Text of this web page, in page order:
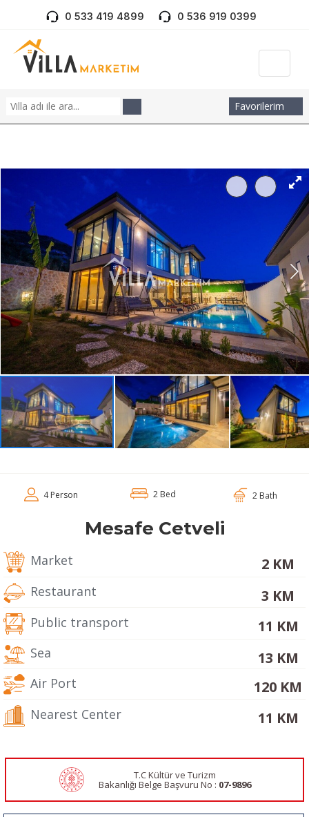
0 533 419 4899 0 536 919 0399
Favorilerim
4 Person 2 Bed 2 Bath
Mesafe Cetveli
Market 2 KM
Restaurant 3 KM
Public transport 11 KM
Sea 13 KM
Air Port 120 KM
Nearest Center 11 KM
T.C Kültür ve Turizm
Bakanlığı Belge Başvuru No : 07-9896